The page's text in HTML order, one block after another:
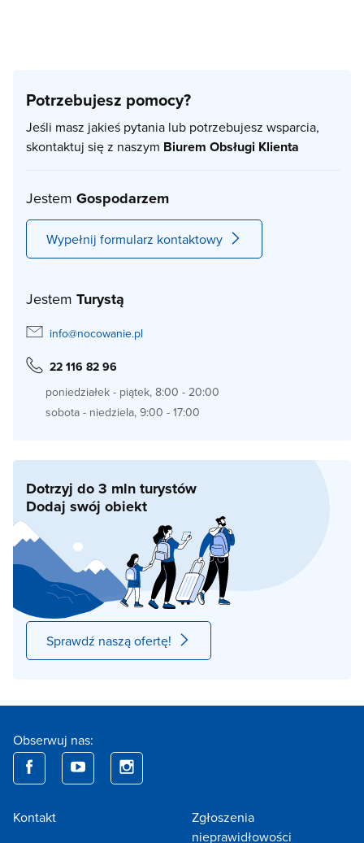
Potrzebujesz pomocy?
Jeśli masz jakieś pytania lub potrzebujesz wsparcia,
skontaktuj się z naszym Biurem Obsługi Klienta
Jestem Gospodarzem
Wypełnij formularz kontaktowy
Jestem Turystą
info@nocowanie.pl
22 116 82 96
poniedziałek - piątek, 8:00 - 20:00
sobota - niedziela, 9:00 - 17:00
Dotrzyj do 3 mln turystów
Dodaj swój obiekt
Sprawdź naszą ofertę!
Obserwuj nas:
Kontakt
Zgłoszenia
nieprawidłowości